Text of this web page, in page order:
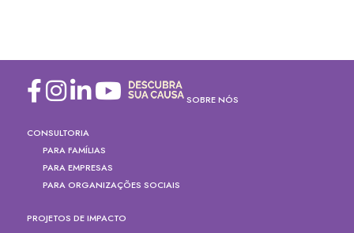
SOBRE NÓS
CONSULTORIA
PARA FAMÍLIAS
PARA EMPRESAS
PARA ORGANIZAÇÕES SOCIAIS
PROJETOS DE IMPACTO